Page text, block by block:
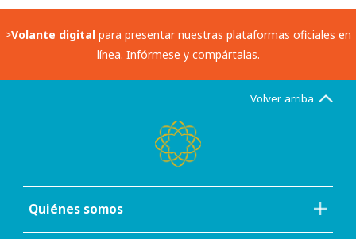
>Volante digital para presentar nuestras plataformas oficiales en
línea. Infórmese y compártalas.
Volver arriba
Quiénes somos